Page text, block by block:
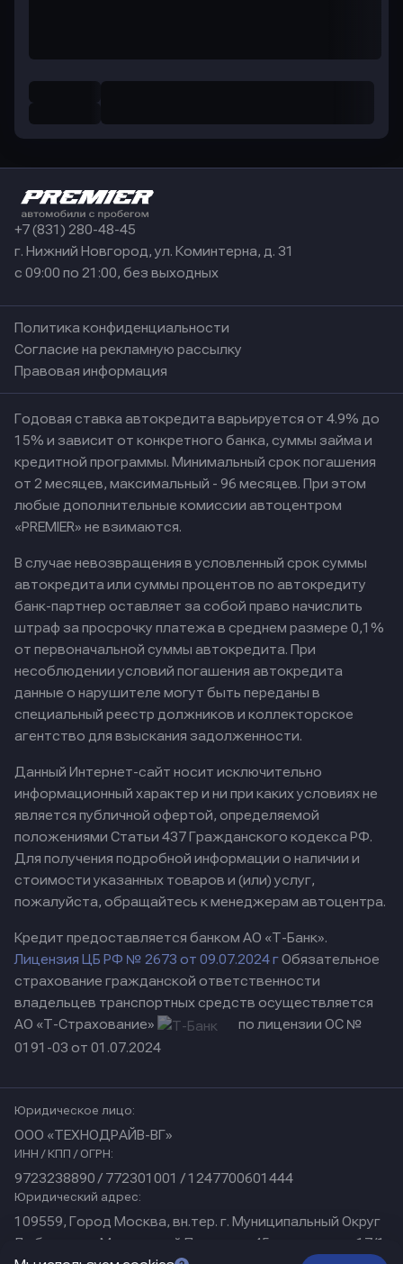
+7 (831) 280-48-45
г. Нижний Новгород, ул. Коминтерна, д. 31
с 09:00 по 21:00, без выходных
Политика конфиденциальности
Согласие на рекламную рассылку
Правовая информация
Годовая ставка автокредита варьируется от 4.9% до
15% и зависит от конкретного банка, суммы займа и
кредитной программы. Минимальный срок погашения
от 2 месяцев, максимальный - 96 месяцев. При этом
любые дополнительные комиссии автоцентром
«PREMIER» не взимаются.
В случае невозвращения в условленный срок суммы
автокредита или суммы процентов по автокредиту
банк-партнер оставляет за собой право начислить
штраф за просрочку платежа в среднем размере 0,1%
от первоначальной суммы автокредита. При
несоблюдении условий погашения автокредита
данные о нарушителе могут быть переданы в
специальный реестр должников и коллекторское
агентство для взыскания задолженности.
Данный Интернет-сайт носит исключительно
информационный характер и ни при каких условиях не
является публичной офертой, определяемой
положениями Статьи 437 Гражданского кодекса РФ.
Для получения подробной информации о наличии и
стоимости указанных товаров и (или) услуг,
пожалуйста, обращайтесь к менеджерам автоцентра.
Кредит предоставляется банком АО «Т-Банк».
Лицензия ЦБ РФ № 2673 от 09.07.2024 гОбязательное
страхование гражданской ответственности
владельцев транспортных средств осуществляется
АО «Т-Страхование»
по лицензии ОС №
0191-03 от 01.07.2024
Юридическое лицо:
ООО «ТЕХНОДРАЙВ-ВГ»
ИНН / КПП / ОГРН:
9723238890 / 772301001 / 1247700601444
Юридический адрес:
109559, Город Москва, вн.тер. г. Муниципальный Округ
Люблино, ул Марьинский Парк, дом 45, помещение 17/1